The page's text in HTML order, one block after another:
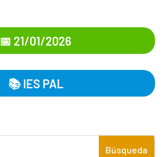
📅 21/01/2026
📚 IES PAL